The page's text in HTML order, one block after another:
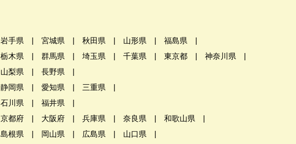
岩手県 宮城県 秋田県 山形県 福島県
栃木県 群馬県 埼玉県 千葉県 東京都 神奈川県
山梨県 長野県
静岡県 愛知県 三重県
石川県 福井県
京都府 大阪府 兵庫県 奈良県 和歌山県
島根県 岡山県 広島県 山口県